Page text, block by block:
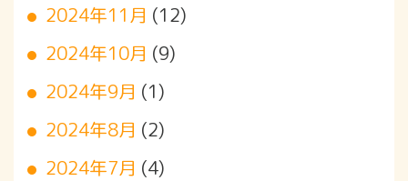
2024年11月 (12)
2024年10月 (9)
2024年9月 (1)
2024年8月 (2)
2024年7月 (4)